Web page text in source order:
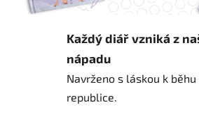
Každý diář vzniká z
nápadu
Navrženo s láskou k
republice.